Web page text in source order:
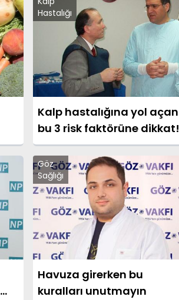
Hastalığı
Kalp hastalığına yol açan
bu 3 risk faktörüne dikkat!
Göz
Sağlığı
Havuza girerken bu
kuralları unutmayın